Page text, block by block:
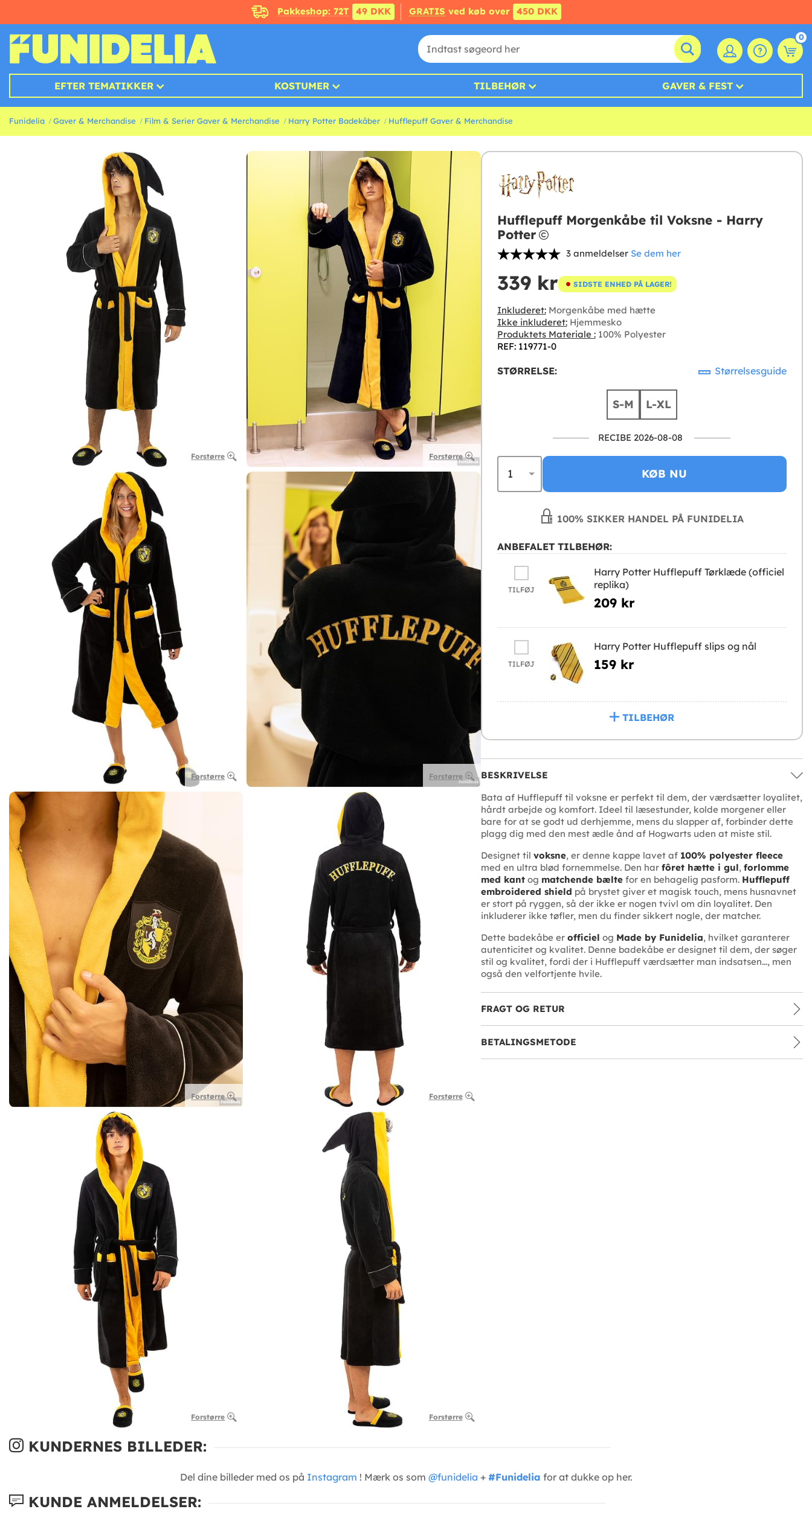
Pakkeshop: 72T 49 DKK GRATIS ved køb over 450 DKK
0
EFTER TEMATIKKER KOSTUMER TILBEHØR GAVER & FEST
Funidelia Gaver & Merchandise Film & Serier Gaver & Merchandise Harry Potter Badekåber Hufflepuff Gaver & Merchandise
Forstørre Forstørre
Forstørre Forstørre
Forstørre Forstørre
Forstørre Forstørre
Hufflepuff Morgenkåbe til Voksne - Harry
Potter
3 anmeldelser Se dem her
339 kr SIDSTE ENHED PÅ LAGER!
Inkluderet:Morgenkåbe med hætte
Ikke inkluderet:Hjemmesko
Produktets Materiale :100% Polyester
REF: 119771-0
STØRRELSE: Størrelsesguide
S-M L-XL
RECIBE 2026-08-08
KØB NU
100% SIKKER HANDEL PÅ FUNIDELIA
ANBEFALET TILBEHØR:
TILFØJ
Harry Potter Hufflepuff Tørklæde (officiel
replika)
209 kr
TILFØJ
Harry Potter Hufflepuff slips og nål
159 kr
TILBEHØR
BESKRIVELSE
Bata af Hufflepuff til voksne er perfekt til dem, der værdsætter loyalitet,
hårdt arbejde og komfort. Ideel til læsestunder, kolde morgener eller
bare for at se godt ud derhjemme, mens du slapper af, forbinder dette
plagg dig med den mest ædle ånd af Hogwarts uden at miste stil.
Designet til voksne, er denne kappe lavet af 100% polyester fleece
med en ultra blød fornemmelse. Den har fôret hætte i gul, forlomme
med kantog matchende bæltefor en behagelig pasform. Hufflepuff
embroidered shield på brystet giver et magisk touch, mens husnavnet
er stort på ryggen, så der ikke er nogen tvivl om din loyalitet. Den
inkluderer ikke tøfler, men du finder sikkert nogle, der matcher.
Dette badekåbe er officiel og Made by Funidelia, hvilket garanterer
autenticitet og kvalitet. Denne badekåbe er designet til dem, der søger
stil og kvalitet, fordi der i Hufflepuff værdsætter man indsatsen..., men
også den velfortjente hvile.
FRAGT OG RETUR
BETALINGSMETODE
KUNDERNES BILLEDER:
Del dine billeder med os på Instagram ! Mærk os som @funidelia + #Funidelia for at dukke op her.
KUNDE ANMELDELSER: